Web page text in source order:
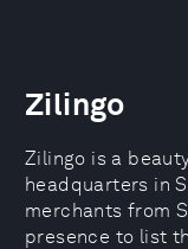
Zilingo
Zilingo is a
headquarters in
merchants from
presence to list